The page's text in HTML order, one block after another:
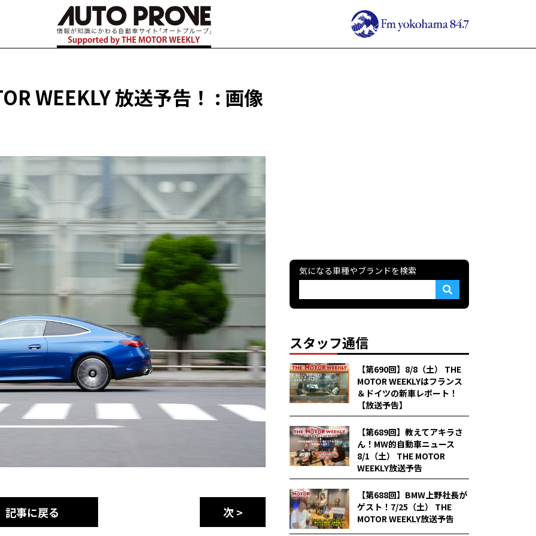
WEEKLY 放送予告！ : 画像
記事に戻る 次 >
気になる車種やブランドを検索
スタッフ通信
【第690回】8/8（土） THE
MOTOR WEEKLYはフランス
＆ドイツの新車レポート！
【放送予告】
【第689回】教えてアキラさ
ん！MW的自動車ニュース
8/1（土） THE MOTOR
WEEKLY放送予告
【第688回】BMW上野社長が
ゲスト！7/25（土） THE
MOTOR WEEKLY放送予告